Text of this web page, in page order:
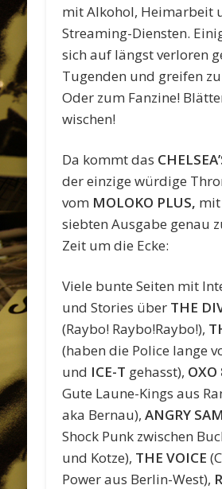
mit Alkohol, Heimarbeit
Streaming-Diensten.
sich auf längst verloren
Tugenden und greifen
Oder zum Fanzine!
wischen!
Da kommt das
der einzige würdige
vom MOLOKO PLUS,
siebten Ausgabe genau
Zeit um die Ecke:
Viele bunte Seiten mit
und Stories über THE
(Raybo! Raybo!Raybo!),
(haben die Police lange
und ICE-T gehasst), OXO
Gute Laune-Kings aus
aka Bernau),ANGRY
Shock Punk zwischen
und Kotze), THE VOICE
Power aus Berlin-West),